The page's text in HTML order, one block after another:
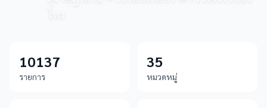
10137
รายการ
35
หมวดหมู่